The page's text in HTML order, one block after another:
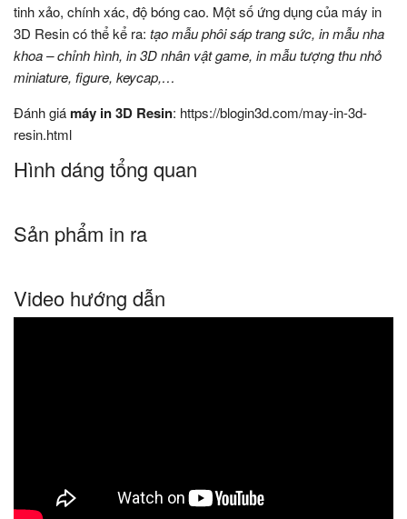
tinh xảo, chính xác, độ bóng cao. Một số ứng dụng của máy in
3D Resin có thể kể ra: tạo mẫu phôi sáp trang sức, in mẫu nha
khoa – chỉnh hình, in 3D nhân vật game, in mẫu tượng thu nhỏ
miniature, figure, keycap,…
Đánh giámáy in 3D Resin: https://blogin3d.com/may-in-3d-
resin.html
Hình dáng tổng quan
Sản phẩm in ra
Video hướng dẫn